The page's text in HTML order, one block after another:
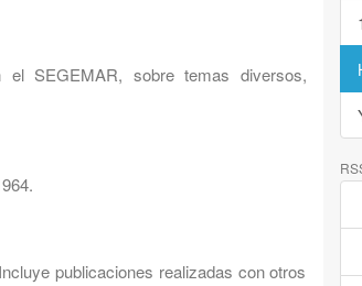
el SEGEMAR, sobre temas diversos,
publicaciones realizadas con otros